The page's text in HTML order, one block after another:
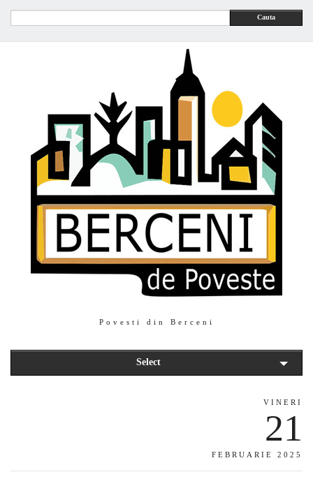
Cauta
Povesti din Berceni
Select
VINERI
21
FEBRUARIE 2025